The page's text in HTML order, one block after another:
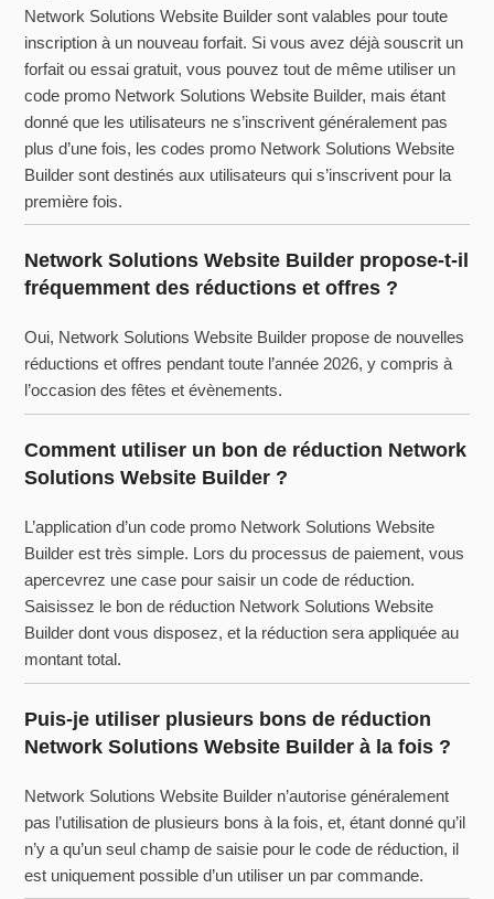
Network Solutions Website Builder sont valables pour toute
inscription à un nouveau forfait. Si vous avez déjà souscrit un
forfait ou essai gratuit, vous pouvez tout de même utiliser un
code promo Network Solutions Website Builder, mais étant
donné que les utilisateurs ne s’inscrivent généralement pas
plus d’une fois, les codes promo Network Solutions Website
Builder sont destinés aux utilisateurs qui s’inscrivent pour la
première fois.
Network Solutions Website Builder propose-t-il
fréquemment des réductions et offres ?
Oui, Network Solutions Website Builder propose de nouvelles
réductions et offres pendant toute l’année 2026, y compris à
l’occasion des fêtes et évènements.
Comment utiliser un bon de réduction Network
Solutions Website Builder ?
L’application d’un code promo Network Solutions Website
Builder est très simple. Lors du processus de paiement, vous
apercevrez une case pour saisir un code de réduction.
Saisissez le bon de réduction Network Solutions Website
Builder dont vous disposez, et la réduction sera appliquée au
montant total.
Puis-je utiliser plusieurs bons de réduction
Network Solutions Website Builder à la fois ?
Network Solutions Website Builder n’autorise généralement
pas l’utilisation de plusieurs bons à la fois, et, étant donné qu’il
n’y a qu’un seul champ de saisie pour le code de réduction, il
est uniquement possible d’un utiliser un par commande.